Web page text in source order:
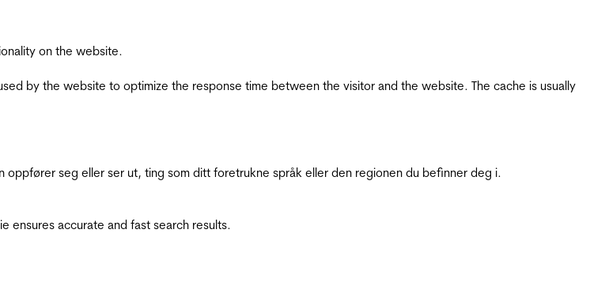
on the website.
by the website to optimize the response time between the visitor and the website. The cache is usually
seg eller ser ut, ting som ditt foretrukne språk eller den regionen du befinner deg i.
ensures accurate and fast search results.